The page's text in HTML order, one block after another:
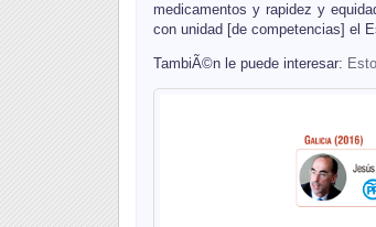
medicamentos y rapidez y
con unidad [de competencias] el
TambiÃ©n le puede interesar: